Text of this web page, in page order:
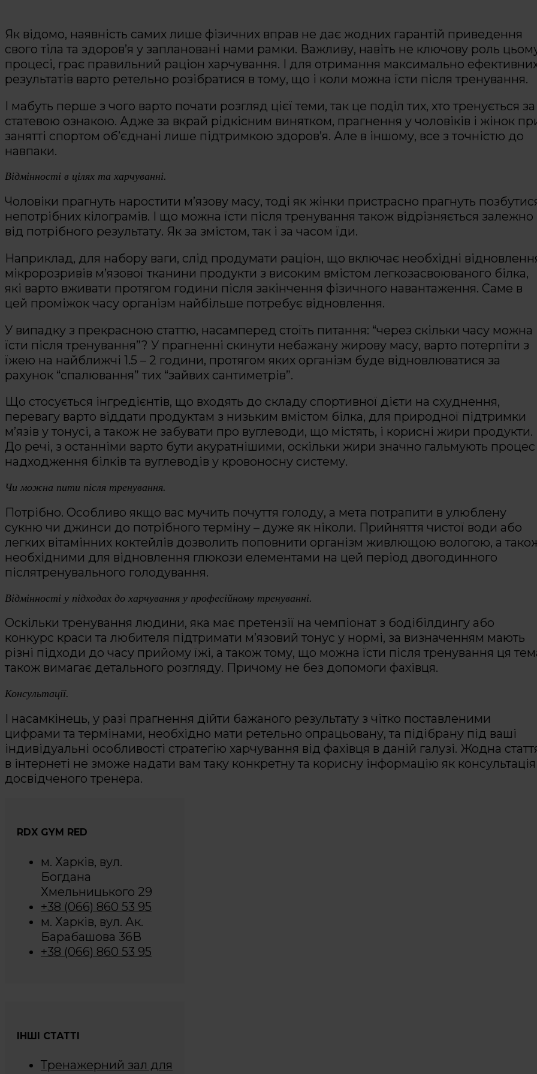
Як відомо, наявність самих лише фізичних вправ не дає жодних гарантій приведення
свого тіла та здоров’я у заплановані нами рамки. Важливу, навіть не ключову роль
процесі, грає правильний раціон харчування. І для отримання максимально
результатів варто ретельно розібратися в тому, що і коли можна їсти після тренування.
І мабуть перше з чого варто почати розгляд цієї теми, так це поділ тих, хто тренується за
статевою ознакою. Адже за вкрай рідкісним винятком, прагнення у чоловіків і жінок
занятті спортом об’єднані лише підтримкою здоров’я. Але в іншому, все з точністю до
навпаки.
Відмінності в цілях та харчуванні.
Чоловіки прагнуть наростити м’язову масу, тоді як жінки пристрасно прагнуть
непотрібних кілограмів. І що можна їсти після тренування також відрізняється залежно
від потрібного результату. Як за змістом, так і за часом їди.
Наприклад, для набору ваги, слід продумати раціон, що включає необхідні
мікророзривів м’язової тканини продукти з високим вмістом легкозасвоюваного білка,
які варто вживати протягом години після закінчення фізичного навантаження. Саме в
цей проміжок часу організм найбільше потребує відновлення.
У випадку з прекрасною статтю, насамперед стоїть питання: “через скільки часу можна
їсти після тренування”? У прагненні скинути небажану жирову масу, варто потерпіти з
їжею на найближчі 1.5 – 2 години, протягом яких організм буде відновлюватися за
рахунок “спалювання” тих “зайвих сантиметрів”.
Що стосується інгредієнтів, що входять до складу спортивної дієти на схуднення,
перевагу варто віддати продуктам з низьким вмістом білка, для природної підтримки
м’язів у тонусі, а також не забувати про вуглеводи, що містять, і корисні жири продукти.
До речі, з останніми варто бути акуратнішими, оскільки жири значно гальмують процес
надходження білків та вуглеводів у кровоносну систему.
Чи можна пити після тренування.
Потрібно. Особливо якщо вас мучить почуття голоду, а мета потрапити в улюблену
сукню чи джинси до потрібного терміну – дуже як ніколи. Прийняття чистої води або
легких вітамінних коктейлів дозволить поповнити організм живлющою вологою, а
необхідними для відновлення глюкози елементами на цей період двогодинного
післятренувального голодування.
Відмінності у підходах до харчування у професійному тренуванні.
Оскільки тренування людини, яка має претензії на чемпіонат з бодібілдингу або
конкурс краси та любителя підтримати м’язовий тонус у нормі, за визначенням мають
різні підходи до часу прийому їжі, а також тому, що можна їсти після тренування ця
також вимагає детального розгляду. Причому не без допомоги фахівця.
Консультації.
І насамкінець, у разі прагнення дійти бажаного результату з чітко поставленими
цифрами та термінами, необхідно мати ретельно опрацьовану, та підібрану під ваші
індивідуальні особливості стратегію харчування від фахівця в даній галузі. Жодна
в інтернеті не зможе надати вам таку конкретну та корисну інформацію як консультація
досвідченого тренера.
RDX GYM RED
м. Харків, вул.
Богдана
Хмельницького 29
+38 (066) 860 53 95
м. Харків, вул. Ак.
Барабашова 36В
+38 (066) 860 53 95
ІНШІ СТАТТІ
Тренажерний зал для